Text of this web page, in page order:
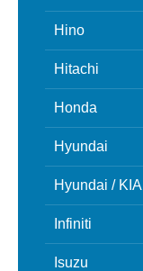
Hino
Hitachi
Honda
Hyundai
Hyundai / KIA
Infiniti
Isuzu